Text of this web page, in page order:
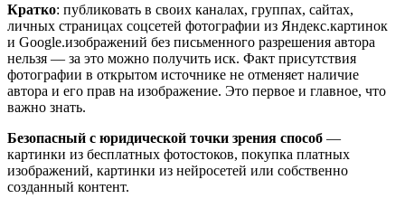
Кратко: публиковать в своих каналах, группах, сайтах,
личных страницах соцсетей фотографии из Яндекс.картинок
и Google.изображений без письменного разрешения автора
нельзя — за это можно получить иск. Факт присутствия
фотографии в открытом источнике не отменяет наличие
автора и его прав на изображение. Это первое и главное, что
важно знать.
Безопасный с юридической точки зрения способ —
картинки из бесплатных фотостоков, покупка платных
изображений, картинки из нейросетей или собственно
созданный контент.